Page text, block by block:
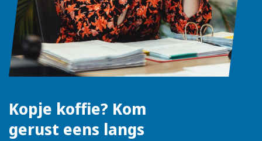
Kopje koffie? Kom
gerust eens langs